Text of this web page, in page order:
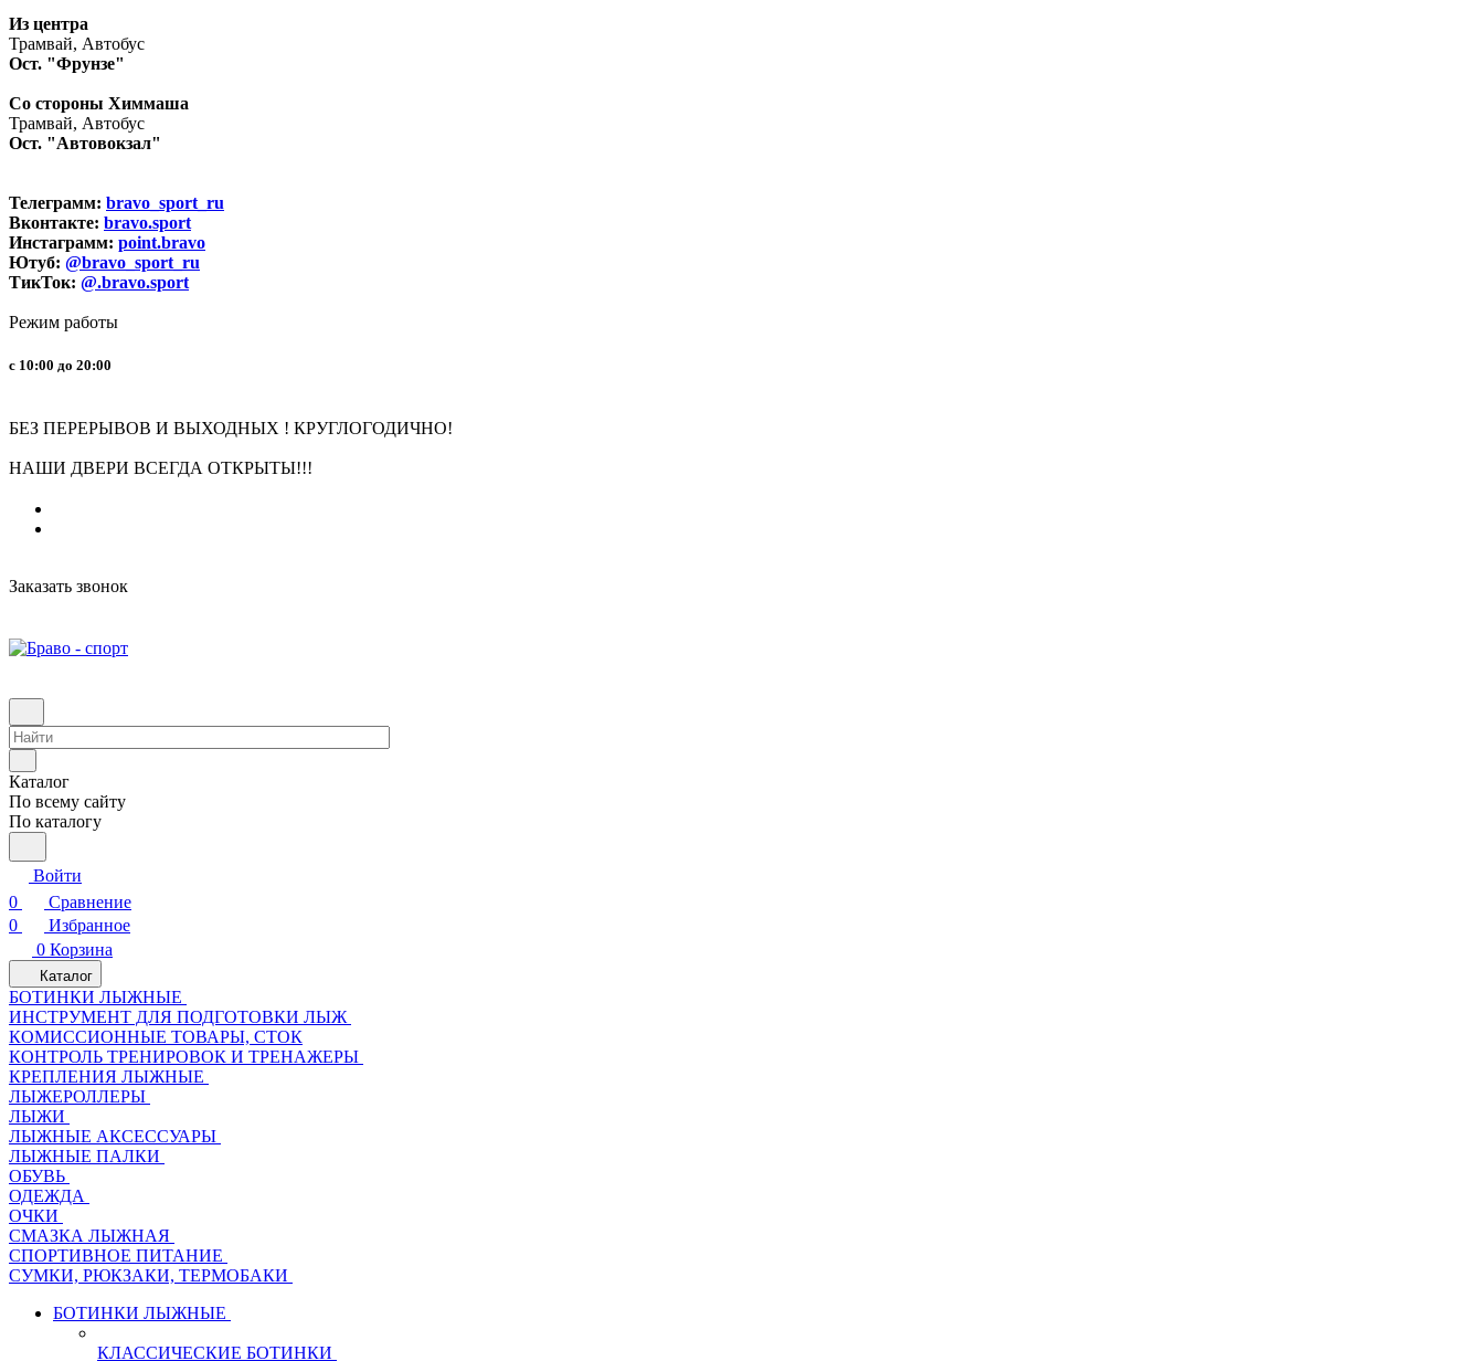
Из центра
Трамвай, Автобус
Ост. "Фрунзе"
Со стороны Химмаша
Трамвай, Автобус
Ост. "Автовокзал"
Телеграмм: bravo_sport_ru
Вконтакте: bravo.sport
Инстаграмм: point.bravo
Ютуб: @bravo_sport_ru
ТикТок: @.bravo.sport
Режим работы
с 10:00 до 20:00
БЕЗ ПЕРЕРЫВОВ И ВЫХОДНЫХ ! КРУГЛОГОДИЧНО!
НАШИ ДВЕРИ ВСЕГДА ОТКРЫТЫ!!!
Заказать звонок
Каталог
По всему сайту
По каталогу
Войти
0
Сравнение
0
Избранное
0 Корзина
Каталог
БОТИНКИ ЛЫЖНЫЕ
ИНСТРУМЕНТ ДЛЯ ПОДГОТОВКИ ЛЫЖ
КОМИССИОННЫЕ ТОВАРЫ, СТОК
КОНТРОЛЬ ТРЕНИРОВОК И ТРЕНАЖЕРЫ
КРЕПЛЕНИЯ ЛЫЖНЫЕ
ЛЫЖЕРОЛЛЕРЫ
ЛЫЖИ
ЛЫЖНЫЕ АКСЕССУАРЫ
ЛЫЖНЫЕ ПАЛКИ
ОБУВЬ
ОДЕЖДА
ОЧКИ
СМАЗКА ЛЫЖНАЯ
СПОРТИВНОЕ ПИТАНИЕ
СУМКИ, РЮКЗАКИ, ТЕРМОБАКИ
БОТИНКИ ЛЫЖНЫЕ
КЛАССИЧЕСКИЕ БОТИНКИ